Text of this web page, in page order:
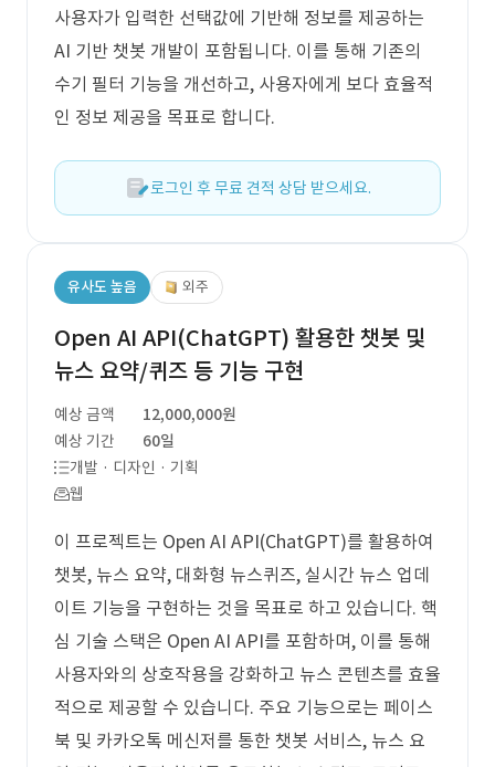
사용자가 입력한 선택값에 기반해 정보를 제공하는
AI 기반 챗봇 개발이 포함됩니다. 이를 통해 기존의
수기 필터 기능을 개선하고, 사용자에게 보다 효율적
인 정보 제공을 목표로 합니다.
로그인 후 무료 견적 상담 받으세요.
유사도 높음 외주
Open AI API(ChatGPT) 활용한 챗봇 및
뉴스 요약/퀴즈 등 기능 구현
예상 금액
12,000,000원
예상 기간
60일
개발 · 디자인 · 기획
웹
이 프로젝트는 Open AI API(ChatGPT)를 활용하여
챗봇, 뉴스 요약, 대화형 뉴스퀴즈, 실시간 뉴스 업데
이트 기능을 구현하는 것을 목표로 하고 있습니다. 핵
심 기술 스택은 Open AI API를 포함하며, 이를 통해
사용자와의 상호작용을 강화하고 뉴스 콘텐츠를 효율
적으로 제공할 수 있습니다. 주요 기능으로는 페이스
북 및 카카오톡 메신저를 통한 챗봇 서비스, 뉴스 요